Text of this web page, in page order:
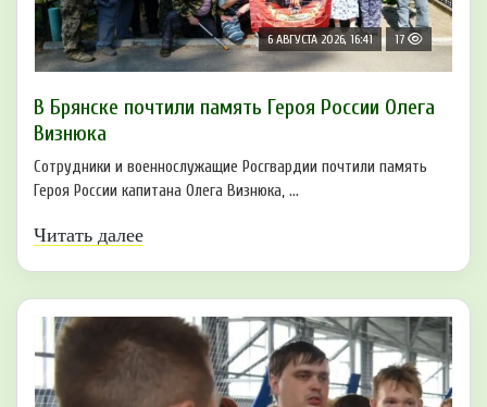
6 АВГУСТА 2026, 16:41 17
В Брянске почтили память Героя России Олега
Визнюка
Сотрудники и военнослужащие Росгвардии почтили память
Героя России капитана Олега Визнюка, ...
Читать далее